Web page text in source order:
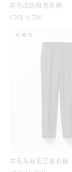
羊毛混纺锥形长裤
CN¥ 9,700
羊毛马海毛正装长裤
时装秀